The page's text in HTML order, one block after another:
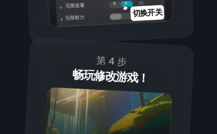
开
关
无限血量
无限耐力
切换开关
第 4 步
畅玩修改游戏！